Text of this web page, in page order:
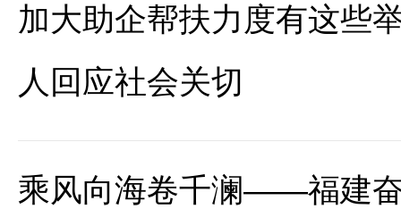
加大助企帮扶力度有这些
人回应社会关切
乘风向海卷千澜——福建